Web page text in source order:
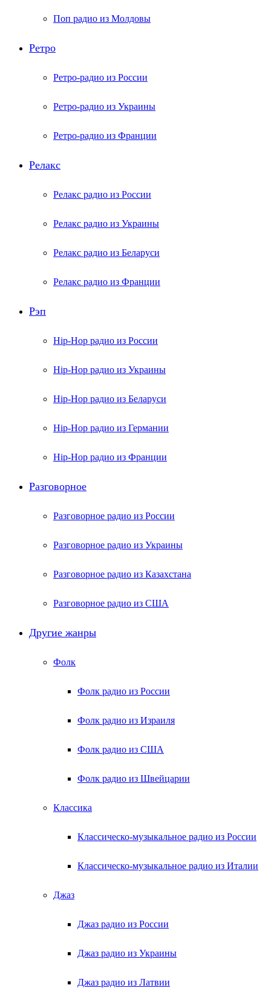
Поп радио из Молдовы
Ретро
Ретро-радио из России
Ретро-радио из Украины
Ретро-радио из Франции
Релакс
Релакс радио из России
Релакс радио из Украины
Релакс радио из Беларуси
Релакс радио из Франции
Рэп
Hip-Hop радио из России
Hip-Hop радио из Украины
Hip-Hop радио из Беларуси
Hip-Hop радио из Германии
Hip-Hop радио из Франции
Разговорное
Разговорное радио из России
Разговорное радио из Украины
Разговорное радио из Казахстана
Разговорное радио из США
Другие жанры
Фолк
Фолк радио из России
Фолк радио из Израиля
Фолк радио из США
Фолк радио из Швейцарии
Классика
Классическо-музыкальное радио из России
Классическо-музыкальное радио из Италии
Джаз
Джаз радио из России
Джаз радио из Украины
Джаз радио из Латвии